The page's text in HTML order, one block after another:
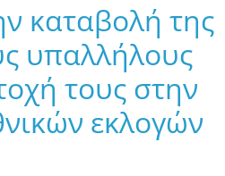
καταβολή της
υπαλλήλους
τους στην
εκλογών